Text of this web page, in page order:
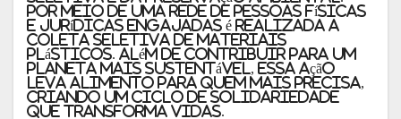
Por meio de uma rede de pessoas físicas
e jurídicas engajadas é realizada a
coleta seletiva de materiais
plásticos. Além de contribuir para um
planeta mais sustentável, essa ação
leva alimento para quem mais precisa,
criando um ciclo de solidariedade
que transforma vidas.